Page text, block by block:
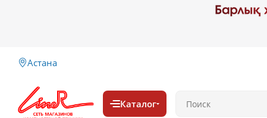
Астана
Каталог